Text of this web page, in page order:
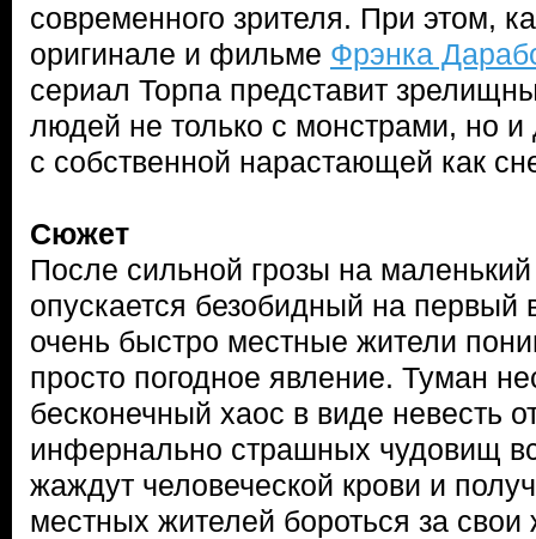
современного зрителя. При этом,
оригинале и фильме Фрэнка
сериал Торпа представит
людей не только с монстрами, но и
с собственной нарастающей как
Сюжет
После сильной грозы на
опускается безобидный на первый
очень быстро местные жители
просто погодное явление. Туман
бесконечный хаос в виде невесть
инфернально страшных чудовищ
жаждут человеческой крови и
местных жителей бороться за